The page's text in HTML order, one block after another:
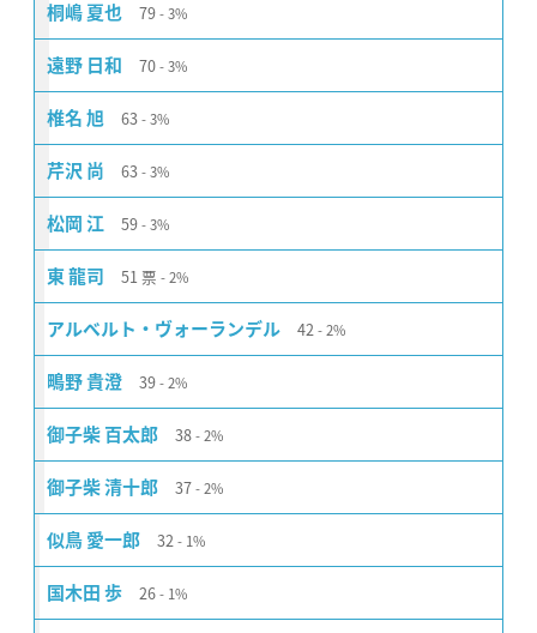
桐嶋 夏也 79 3%
遠野 日和 70 3%
椎名 旭 63 3%
芹沢 尚 63 3%
松岡 江 59 3%
東 龍司 51 票 2%
アルベルト・ヴォーランデル 42 2%
鴫野 貴澄 39 2%
御子柴 百太郎 38 2%
御子柴 清十郎 37 2%
似鳥 愛一郎 32 1%
国木田 歩 26 1%